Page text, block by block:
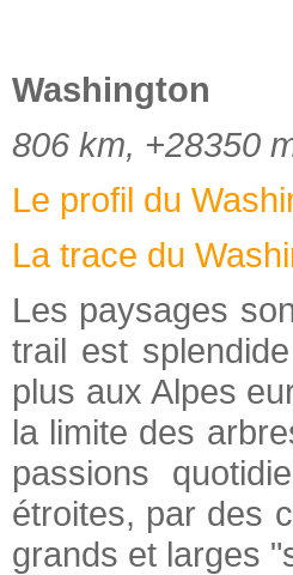
Washington
806 km, +28350
Le profil du
La trace du
Les paysages
trail est
plus aux Alpes
la limite des
passions
étroites, par des
grands et larges